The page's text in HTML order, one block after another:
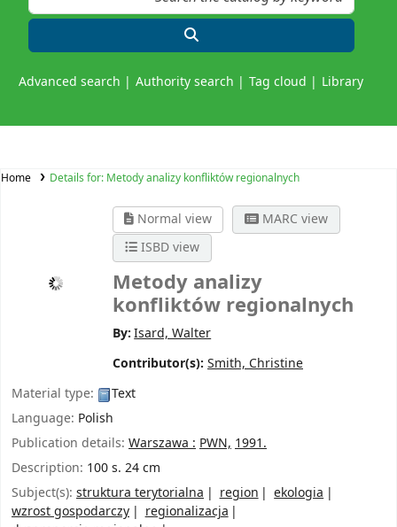
Advanced search Authority search Tag cloud Library
Home Details for: Metody analizy konfliktów regionalnych
Normal view
MARC view
ISBD view
Metody analizy
konfliktów regionalnych
By:Isard, Walter
Contributor(s): Smith, Christine
Material type:
Text
Language: Polish
Publication details: Warszawa :PWN,1991.
Description: 100 s. 24 cm
Subject(s): struktura terytorialna region
ekologia
wzrost gospodarczy
regionalizacja